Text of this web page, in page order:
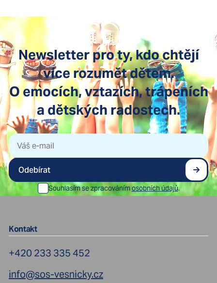
Newsletter pro ty, kdo chtějí
více rozumět dětem.
O emocích, vztazích, trápeních
a dětských radostech.
Odebírat
Souhlasím se zpracovánímosobních údajů.
Kontakt
+420 233 335 452
info@sos-vesnicky.cz